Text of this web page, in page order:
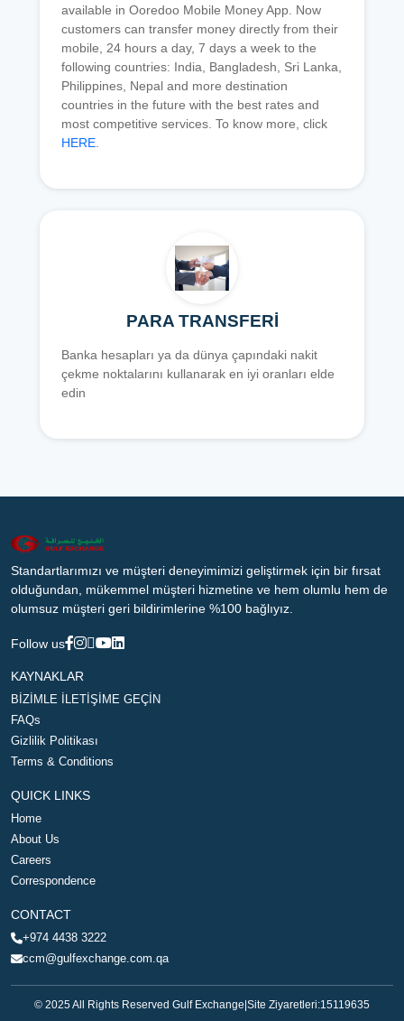
available in Ooredoo Mobile Money App. Now
customers can transfer money directly from their
mobile, 24 hours a day, 7 days a week to the
following countries: India, Bangladesh, Sri Lanka,
Philippines, Nepal and more destination
countries in the future with the best rates and
most competitive services. To know more, click
HERE.
PARA TRANSFERİ
Banka hesapları ya da dünya çapındaki nakit
çekme noktalarını kullanarak en iyi oranları elde
edin
Standartlarımızı ve müşteri deneyimimizi geliştirmek için bir fırsat
olduğundan, mükemmel müşteri hizmetine ve hem olumlu hem de
olumsuz müşteri geri bildirimlerine %100 bağlıyız.
Follow us
KAYNAKLAR
BİZİMLE İLETİŞİME GEÇİN
FAQs
Gizlilik Politikası
Terms & Conditions
QUICK LINKS
Home
About Us
Careers
Correspondence
CONTACT
+974 4438 3222
ccm@gulfexchange.com.qa
© 2025 All Rights Reserved Gulf Exchange Site Ziyaretleri:15119635